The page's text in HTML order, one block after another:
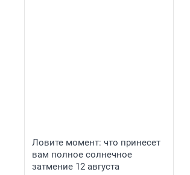
Ловите момент: что принесет
вам полное солнечное
затмение 12 августа